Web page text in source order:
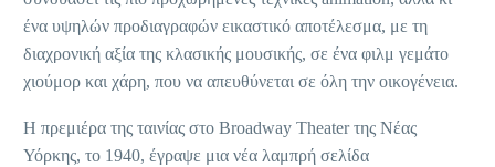
ένα υψηλών προδιαγραφών εικαστικό αποτέλεσμα, με τη
διαχρονική αξία της κλασικής μουσικής, σε ένα φιλμ γεμάτο
χιούμορ και χάρη, που να απευθύνεται σε όλη την οικογένεια.
Η πρεμιέρα της ταινίας στο Broadway Theater της Νέας
Υόρκης, το 1940, έγραψε μια νέα λαμπρή σελίδα